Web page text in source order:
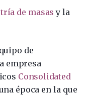
de masas y la
de
empresa
Consolidated
época en la que